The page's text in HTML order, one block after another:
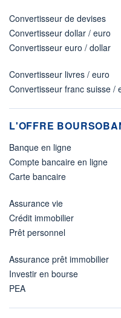
Convertisseur de devises
Convertisseur dollar / euro
Convertisseur euro / dollar
Convertisseur livres / euro
Convertisseur franc suisse /
L'OFFRE
Banque en ligne
Compte bancaire en ligne
Carte bancaire
Assurance vie
Crédit immobilier
Prêt personnel
Assurance prêt immobilier
Investir en bourse
PEA